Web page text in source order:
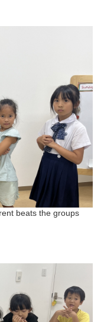
beats the groups